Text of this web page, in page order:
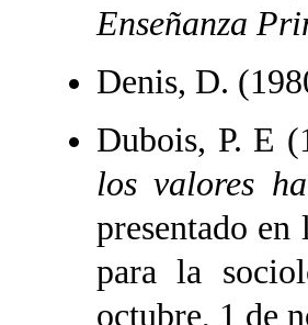
Enseñanza
Denis, D.
Dubois, P. E
los valores
presentado
para la
octubre, 1 de